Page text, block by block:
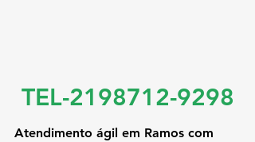
TEL-2198712-9298
Atendimento ágil em Ramos com